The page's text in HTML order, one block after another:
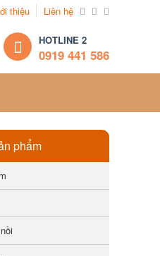
thiệu Liên hệ
HOTLINE 2
0919 441 586
phẩm